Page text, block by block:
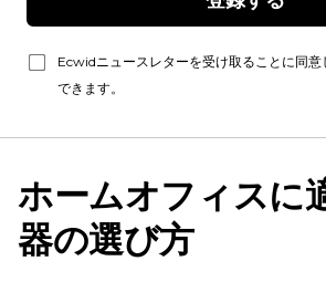
Ecwidニュースレターを受け取ることに同
できます。
ホームオフィスに
器の選び方